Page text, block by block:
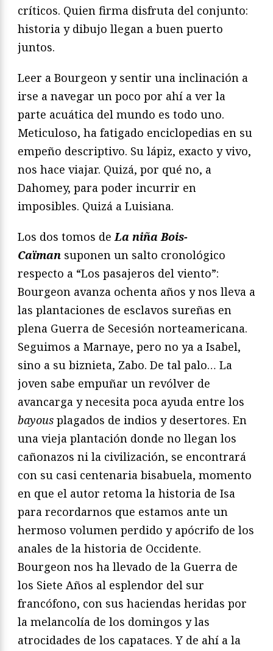
críticos. Quien firma disfruta del conjunto:
historia y dibujo llegan a buen puerto
juntos.
Leer a Bourgeon y sentir una inclinación a
irse a navegar un poco por ahí a ver la
parte acuática del mundo es todo uno.
Meticuloso, ha fatigado enciclopedias en su
empeño descriptivo. Su lápiz, exacto y vivo,
nos hace viajar. Quizá, por qué no, a
Dahomey, para poder incurrir en
imposibles. Quizá a Luisiana.
Los dos tomos deLa niña Bois-
Caïman suponen un salto cronológico
respecto a “Los pasajeros del viento”:
Bourgeon avanza ochenta años y nos lleva a
las plantaciones de esclavos sureñas en
plena Guerra de Secesión norteamericana.
Seguimos a Marnaye, pero no ya a Isabel,
sino a su biznieta, Zabo. De tal palo… La
joven sabe empuñar un revólver de
avancarga y necesita poca ayuda entre los
bayous plagados de indios y desertores. En
una vieja plantación donde no llegan los
cañonazos ni la civilización, se encontrará
con su casi centenaria bisabuela, momento
en que el autor retoma la historia de Isa
para recordarnos que estamos ante un
hermoso volumen perdido y apócrifo de los
anales de la historia de Occidente.
Bourgeon nos ha llevado de la Guerra de
los Siete Años al esplendor del sur
francófono, con sus haciendas heridas por
la melancolía de los domingos y las
atrocidades de los capataces. Y de ahí a la